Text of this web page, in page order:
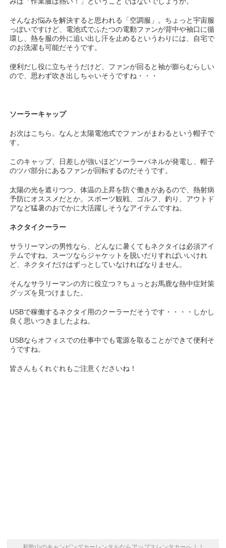
そんなお悩みを解決すると思われる「空調服」。ちょっと宇宙服
っぽいですけど、電池式でふたつの電動ファンが背中や袖口に循
環し、熱を服の外に追い出し汗を止めるというわりには、自宅で
のお洗濯も可能だそうです。
便利だし役に立ちそうだけど、ファンが回ると袖が膨らむらしい
ので、思わず吹き出しちゃいそうですね・・・
ソーラーキャップ
お次はこちら。なんと太陽電池式でファンがまわるという帽子で
す。
このキャップ、日差しが強いほどソーラーパネルが発電し、帽子
のツバ部分にあるファンが回転するのだそうです。
太陽の光を遮りつつ、体温の上昇を防ぐ働きがあるので、熱射病
予防にオススメだとか。スポーツ観戦、ゴルフ、釣り、アウトド
アなど猛暑のおでかに大活躍しそうなアイテムですね。
ネクタイクーラー
サラリーマンの男性なら、どんなに暑くてもネクタイは必須アイ
テムですね。スーツならジャケットを脱いだりすればいいけれ
ど、ネクタイだけはずっとしていなければなりません。
そんなサラリーマンの方に役立つ？ちょっとお馬鹿な熱中症対策
グッズを見つけました。
USBで稼働するネクタイ用のクーラーだそうです・・・・しかし
良く思いつきましたよね。
USBならオフィスでの仕事中でも電源を取ることができて便利そ
うですね。
皆さんもくれぐれもご注意くださいね！